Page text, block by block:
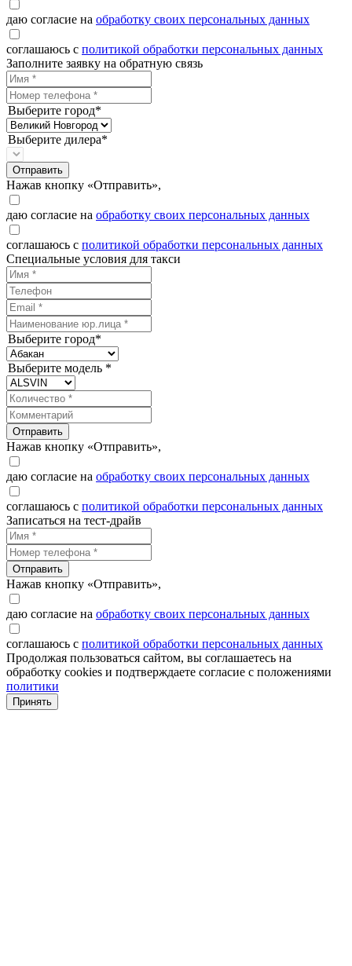
даю согласие на обработку своих персональных данных
соглашаюсь с политикой обработки персональных данных
Заполните заявку на обратную связь
Выберите город*
Выберите дилера*
Отправить
Нажав кнопку «Отправить»,
даю согласие на обработку своих персональных данных
соглашаюсь с политикой обработки персональных данных
Специальные условия для такси
Выберите город*
Выберите модель *
Отправить
Нажав кнопку «Отправить»,
даю согласие на обработку своих персональных данных
соглашаюсь с политикой обработки персональных данных
Записаться на тест-драйв
Отправить
Нажав кнопку «Отправить»,
даю согласие на обработку своих персональных данных
соглашаюсь с политикой обработки персональных данных
Продолжая пользоваться сайтом, вы соглашаетесь на
обработку cookies и подтверждаете согласие с положениями
политики
Принять